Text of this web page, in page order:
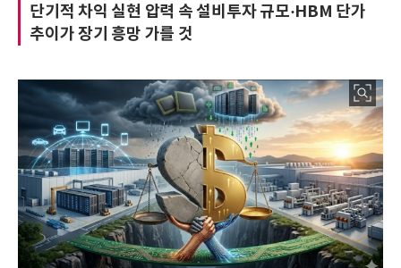
단기적 차익 실현 압력 속 설비투자 규모·HBM 단가
추이가 장기 흥망 가를 것